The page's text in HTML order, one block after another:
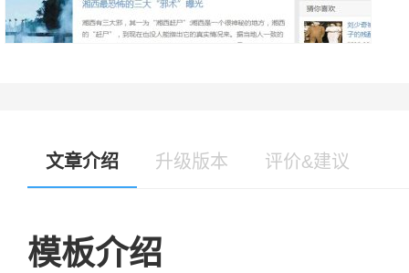
文章介绍 升级版本 评价&建议
模板介绍